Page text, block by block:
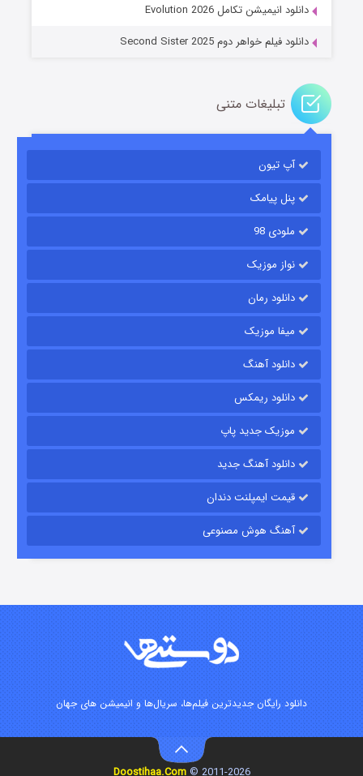
باب اسفنجی فصل ۱۷
قسمت6 (زیرنویس) منتشر شد
قسمت15 (دوبله) منتشر شد
زیرزمین
دانلود انیمیشن تکامل Evolution 2026
دانلود فیلم خواهر دوم Second Sister 2025
تبلیغات متنی
آپ تیون
پنل پیامک
ملودی 98
نواز موزیک
دانلود رمان
میفا موزیک
دانلود آهنگ
دانلود ریمکس
موزیک جدید پاپ
دانلود آهنگ جدید
قیمت ایمپلنت دندان
آهنگ هوش مصنوعی
دانلود رایگان جدیدترین فیلم‌ها، سریال‌ها و انیمیشن های جهان
2011-2026 ©
Doostihaa.Com